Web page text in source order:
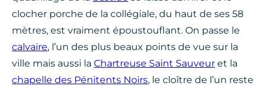
clocher porche de la collégiale, du haut de ses 58
mètres, est vraiment époustouflant. On passe le
calvaire, l’un des plus beaux points de vue sur la
ville mais aussi la Chartreuse Saint Sauveur et la
chapelle des Pénitents Noirs, le cloître de l’un reste